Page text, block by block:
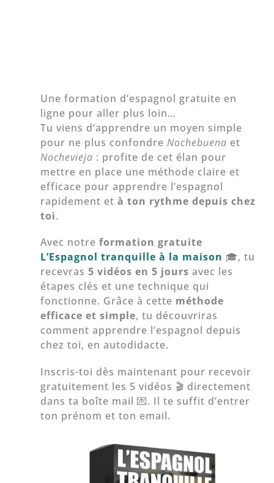
Une formation d’espagnol gratuite en
ligne pour aller plus loin…
Tu viens d’apprendre un moyen simple
pour ne plus confondreNochebuena et
Nochevieja : profite de cet élan pour
mettre en place une méthode claire et
efficace pour apprendre l’espagnol
rapidement età ton rythme depuis chez
toi.
Avec notreformation gratuite
L’Espagnol tranquille à la maison 🎓, tu
recevras 5 vidéos en 5 jours avec les
étapes clés et une technique qui
fonctionne. Grâce à cette méthode
efficace et simple, tu découvriras
comment apprendre l’espagnol depuis
chez toi, en autodidacte.
Inscris-toi dès maintenant pour recevoir
gratuitement les 5 vidéos 🎬 directement
dans ta boîte mail 💌. Il te suffit d’entrer
ton prénom et ton email.